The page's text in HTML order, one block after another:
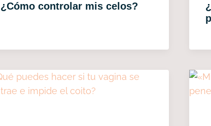
¿Cómo controlar mis celos?